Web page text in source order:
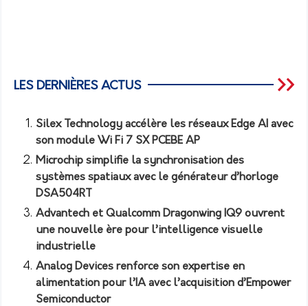
LES DERNIÈRES ACTUS
Silex Technology accélère les réseaux Edge AI avec
son module Wi Fi 7 SX PCEBE AP
Microchip simplifie la synchronisation des
systèmes spatiaux avec le générateur d’horloge
DSA504RT
Advantech et Qualcomm Dragonwing IQ9 ouvrent
une nouvelle ère pour l’intelligence visuelle
industrielle
Analog Devices renforce son expertise en
alimentation pour l’IA avec l’acquisition d’Empower
Semiconductor